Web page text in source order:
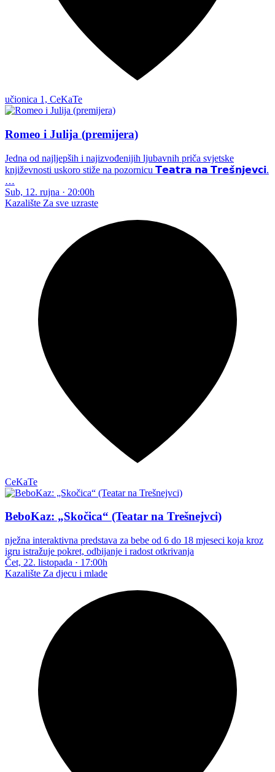
učionica 1, CeKaTe
Romeo i Julija (premijera)
Jedna od najljepših i najizvođenijih ljubavnih priča svjetske
književnosti uskoro stiže na pozornicu 𝗧𝗲𝗮𝘁𝗿𝗮 𝗻𝗮 𝗧𝗿𝗲𝘀̌𝗻𝗷𝗲𝘃𝗰𝗶.
…
Sub, 12. rujna · 20:00h
Kazalište Za sve uzraste
CeKaTe
BeboKaz: „Skočica“ (Teatar na Trešnejvci)
nježna interaktivna predstava za bebe od 6 do 18 mjeseci koja kroz
igru istražuje pokret, odbijanje i radost otkrivanja
Čet, 22. listopada · 17:00h
Kazalište Za djecu i mlade